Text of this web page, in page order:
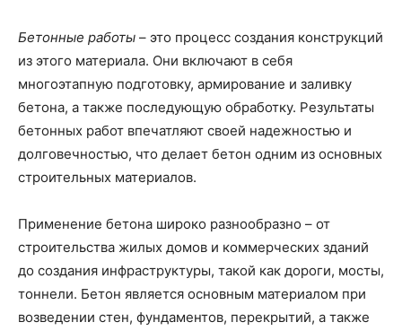
Бетонные работы – это процесс создания конструкций
из этого материала. Они включают в себя
многоэтапную подготовку, армирование и заливку
бетона, а также последующую обработку. Результаты
бетонных работ впечатляют своей надежностью и
долговечностью, что делает бетон одним из основных
строительных материалов.
Применение бетона широко разнообразно – от
строительства жилых домов и коммерческих зданий
до создания инфраструктуры, такой как дороги, мосты,
тоннели. Бетон является основным материалом при
возведении стен, фундаментов, перекрытий, а также